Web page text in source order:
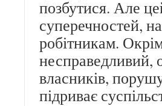
позбутися. Але
суперечностей,
робітникам.
несправедливий,
власників,
підриває